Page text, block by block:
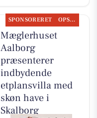
SPONSORERET OPSLAGSTAVLEN
Mæglerhuset
Aalborg
præsenterer
indbydende
etplansvilla med
skøn have i
Skalborg